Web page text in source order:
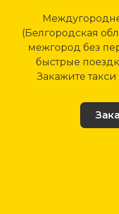
(Белгородская
межгород без
быстрые
Закажите